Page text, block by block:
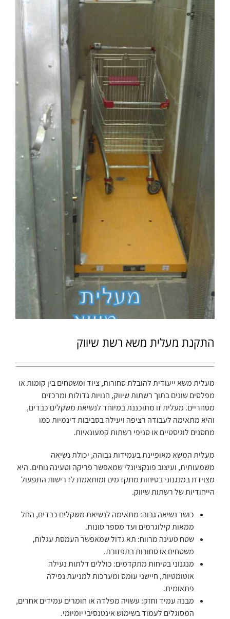
התקנת מעלית משא רשת שיווק
מעלית משא ייעודית להובלת סחורות, ציוד ומשטחים בין קומות או
מפלסים שונים בתוך רשתות שיווק, חנויות גדולות ומרכזים
מסחריים. מעלית זו מתוכננת במיוחד לנשיאת משקלים כבדים,
והיא מתאימה לעבודה רציפה ויעילה בסביבות דינמיות כמו
מחסנים לוגיסטיים או סניפי רשתות קמעונאיות.
מעלית המשא מאופיינת בעמידות גבוהה, יכולת נשיאה
משמעותית, ועיצוב פונקציונלי שמאפשר פריקה וטעינה נוחים. היא
מצוידת במנגנוני בטיחות מתקדמים ומותאמת לדרישות התפעול
הייחודיות של רשתות שיווק.
כושר נשיאה גבוה: מתאימה לנשיאת משקלים כבדים, החל
ממאות קילוגרמים ועד מספר טונות.
שטח טעינה מרווח: תא גדול שמאפשר העמסת עגלות,
משטחים או סחורות בתפזורת.
מנגנוני בטיחות מתקדמים: כוללים דלתות נעילה
אוטומטיות, חיישני עומס ומערכות למניעת נפילה
פתאומית.
מבנה עמיד וחזק: עשויה מפלדה או חומרים עמידים אחרים,
המסוגלים לעמוד בשימוש אינטנסיבי יומיומי.